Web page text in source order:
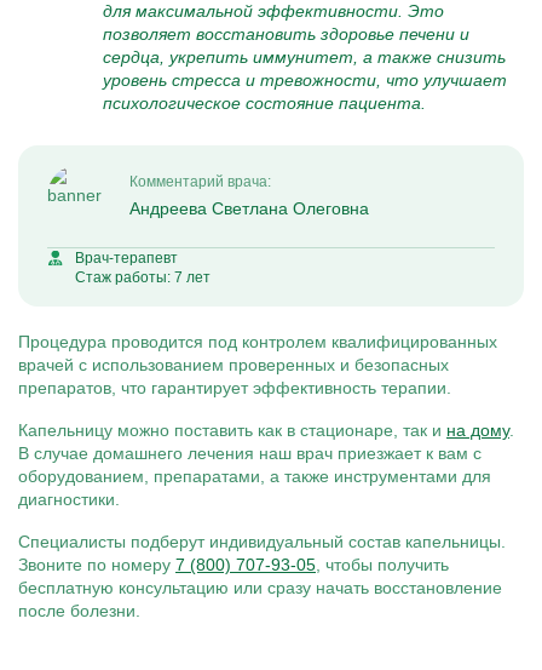
для максимальной эффективности. Это
позволяет восстановить здоровье печени и
сердца, укрепить иммунитет, а также снизить
уровень стресса и тревожности, что улучшает
психологическое состояние пациента.
Комментарий врача:
Андреева Светлана Олеговна
Врач-терапевт
Стаж работы: 7 лет
Процедура проводится под контролем квалифицированных
врачей с использованием проверенных и безопасных
препаратов, что гарантирует эффективность терапии.
Капельницу можно поставить как в стационаре, так и на дому.
В случае домашнего лечения наш врач приезжает к вам с
оборудованием, препаратами, а также инструментами для
диагностики.
Специалисты подберут индивидуальный состав капельницы.
Звоните по номеру 7 (800) 707-93-05 , чтобы получить
бесплатную консультацию или сразу начать восстановление
после болезни.